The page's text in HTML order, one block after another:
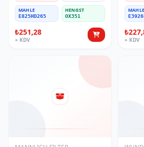
MAHLE
E825HD265
HENGST
OX351
₺251,28
+ KDV
MAHLE
+ KDV